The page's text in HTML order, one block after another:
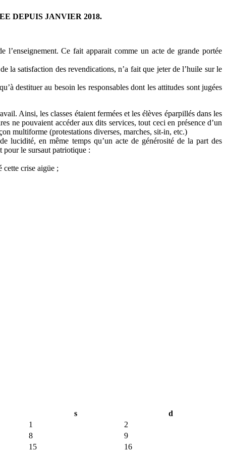
DEPUIS JANVIER 2018.
Ce fait apparait comme un acte de grande portée
la satisfaction des revendications, n’a fait que jeter de l’huile sur le
destituer au besoin les responsables dont les attitudes sont jugées
Ainsi, les classes étaient fermées et les élèves éparpillés dans les
ne pouvaient accéder aux dits services, tout ceci en présence d’un
multiforme (protestations diverses, marches, sit-in, etc.)
lucidité, en même temps qu’un acte de générosité de la part des
le sursaut patriotique :
crise aigüe ;
s
d
1
2
8
9
15
16